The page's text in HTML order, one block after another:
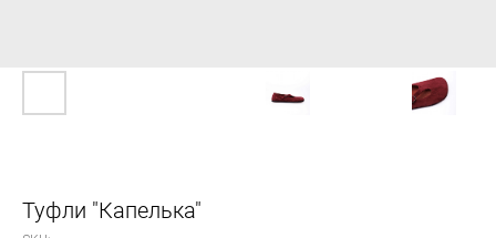
Туфли "Капелька"